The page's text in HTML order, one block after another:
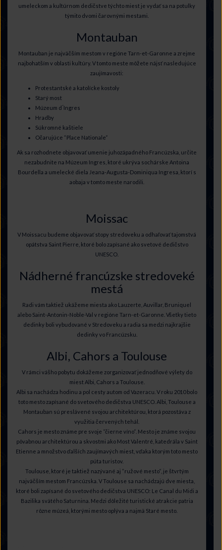
umeleckom a kultúrnom dedičstve týchto miest je vydať sa na potulky
týmito dvomi čarovnými mestami.
Montauban
Montauban je najväčším mestom v regióne Tarn-et-Garonne a zrejme
najbohatším v oblasti kultúry. V tomto meste môžete nájsť nasledujúce
zaujímavosti:
Protestantské a katolícke kostoly
Starý most
Múzeum d ́Ingres
Hradby
Súkromné kaštiele
Očarujúce “Place Nationale“
Ak sa rozhodnete objavovať umenie juhozápadného Francúzska, určite
nezabudnite na Múzeum Ingres, ktoré ukrýva sochárske Antoina
Bourdella a umelecké diela Jeana-Augusta-Dominiqua Ingresa, ktorí s
aobaja v tomto meste narodili.
Moissac
V Moissacu budeme objavovať stopy stredoveku a odhaľovať tajomstvá
opátstva Saint Pierre, ktoré bolo zapísané ako svetové dedičstvo
UNESCO.
Nádherné francúzske stredoveké
mestá
Radi vám taktiež ukážeme miesta ako Lauzerte, Auvillar, Bruniquel
alebo Saint-Antonin-Noble-Val v regióne Tarn-et-Garonne. Všetky tieto
dedinky boli vybudované v Stredoveku a radia sa medzi najkrajšie
dedinky vo Francúzsku.
Albi, Cahors a Toulouse
V rámci vášho pobytu dokážeme zorganizovať jednodňové výlety do
miest Albi, Cahors a Toulouse.
Albi sa nachádza hodinu a pol cesty autom od Vazeracu. V roku 2010 bolo
toto mesto zapísané do svetového dedičstva UNESCO. Albi, Toulouse a
Montauban sú preslávené svojou architektúrou, ktorá pozostáva z
využitia červených tehál.
Cahors je mesto známe pre svoje “čierne víno“. Mesto je známe svojou
pôvabnou architektúrou a skvostmi ako Most Valentré, katedrála v Saint
Etienne a množstvo ďalších zaujímavých miest, vďaka ktorým toto mesto
púta turistov.
Toulouse, ktoré je taktiež nazývané aj “ružové mesto“, je štvrtým
najväčším mestom Francúzska. V Toulouse sa nachádzajú dve miesta,
ktoré boli zapísané do svetového dedičstva UNESCO: Le Canal du Midi a
Bazilika svätého Saturnina. Medzi dôležité turistické atrakcie patria
rôzne múzeá, ktorými mesto oplýva a najmä Staré mesto.